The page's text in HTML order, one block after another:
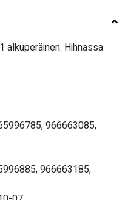
alkuperäinen. Hihnassa
966663085,
966663185,